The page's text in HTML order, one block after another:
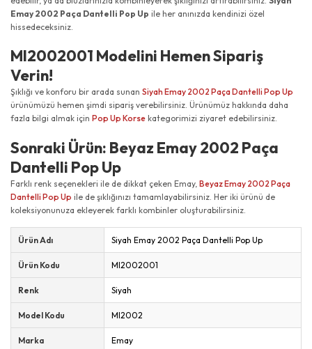
Emay 2002 Paça Dantelli Pop Up ile her anınızda kendinizi özel
hissedeceksiniz.
MI2002001 Modelini Hemen Sipariş
Verin!
Şıklığı ve konforu bir arada sunan Siyah Emay 2002 Paça Dantelli Pop Up
ürünümüzü hemen şimdi sipariş verebilirsiniz. Ürünümüz hakkında daha
fazla bilgi almak için Pop Up Korse kategorimizi ziyaret edebilirsiniz.
Sonraki Ürün: Beyaz Emay 2002 Paça
Dantelli Pop Up
Farklı renk seçenekleri ile de dikkat çeken Emay, Beyaz Emay 2002 Paça
Dantelli Pop Up ile de şıklığınızı tamamlayabilirsiniz. Her iki ürünü de
koleksiyonunuza ekleyerek farklı kombinler oluşturabilirsiniz.
Ürün Adı Siyah Emay 2002 Paça Dantelli Pop Up
Ürün Kodu MI2002001
Renk Siyah
Model Kodu MI2002
Marka Emay